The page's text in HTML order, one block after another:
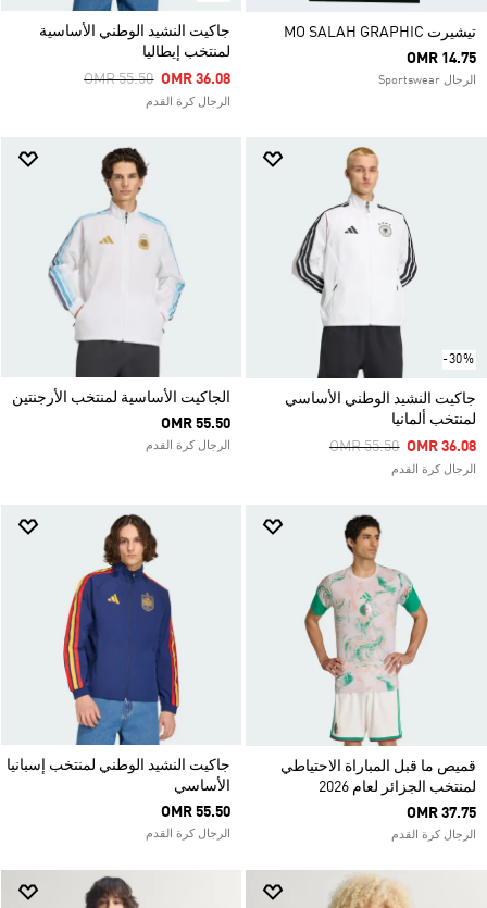
تيشيرت MO SALAH GRAPHIC
OMR 14.75
الرجال Sportswear
جاكيت النشيد الوطني الأساسية
لمنتخب إيطاليا
Price Reduced From
OMR 55.50ToOMR 36.08
الرجال كرة القدم
-30%
جاكيت النشيد الوطني الأساسي
لمنتخب ألمانيا
Price Reduced From
OMR 55.50ToOMR 36.08
الرجال كرة القدم
الجاكيت الأساسية لمنتخب الأرجنتين
OMR 55.50
الرجال كرة القدم
قميص ما قبل المباراة الاحتياطي
لمنتخب الجزائر لعام 2026
OMR 37.75
الرجال كرة القدم
جاكيت النشيد الوطني لمنتخب إسبانيا
الأساسي
OMR 55.50
الرجال كرة القدم